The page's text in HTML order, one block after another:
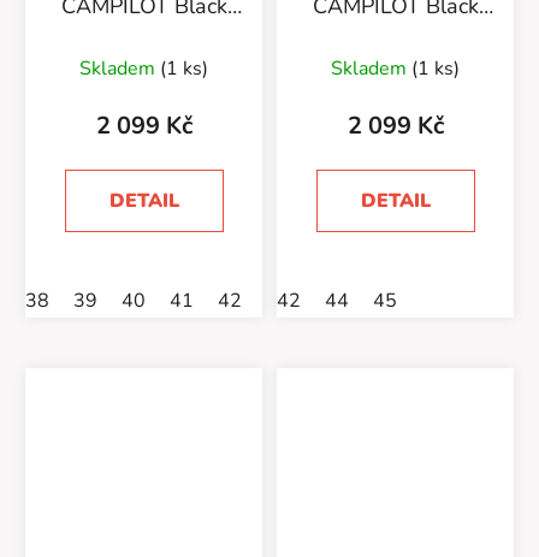
Skladem (1 ks)
2 099 Kč
DETAIL
38 39 40 41 42 43 46
Skladem (1 ks)
2 099 Kč
DETAIL
42 44 45